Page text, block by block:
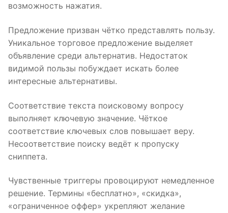
возможность нажатия.
Предложение призван чётко представлять пользу.
Уникальное торговое предложение выделяет
объявление среди альтернатив. Недостаток
видимой пользы побуждает искать более
интересные альтернативы.
Соответствие текста поисковому вопросу
выполняет ключевую значение. Чёткое
соответствие ключевых слов повышает веру.
Несоответствие поиску ведёт к пропуску
сниппета.
Чувственные триггеры провоцируют немедленное
решение. Термины «бесплатно», «скидка»,
«ограниченное оффер» укрепляют желание